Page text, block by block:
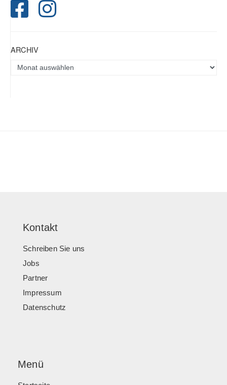
ARCHIV
Kontakt
Schreiben Sie uns
Jobs
Partner
Impressum
Datenschutz
Menü